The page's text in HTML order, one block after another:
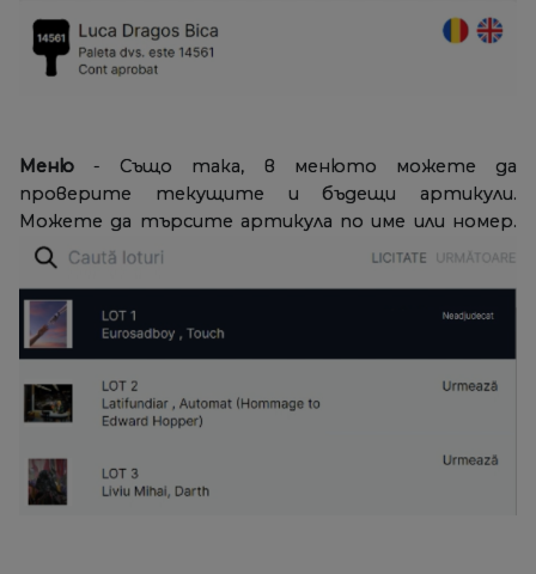
Меню - Също така, в менюто можете да
проверите текущите и бъдещи артикули.
Можете да търсите артикула по име или номер.